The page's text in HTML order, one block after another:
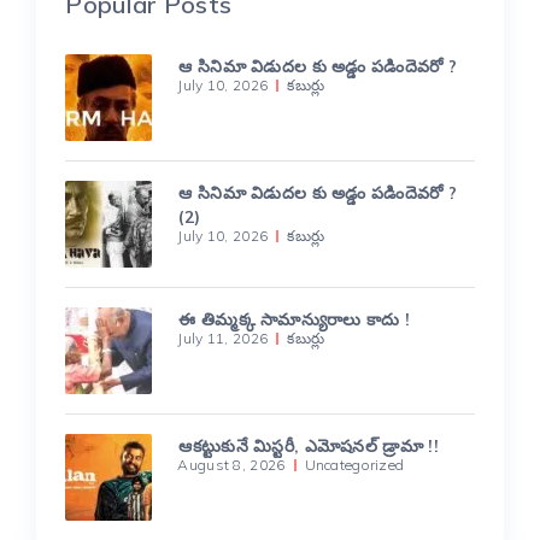
ఆ సినిమా విడుదల కు అడ్డం పడిందెవరో ?
July 10, 2026 కబుర్లు
ఆ సినిమా విడుదల కు అడ్డం పడిందెవరో ?
(2)
July 10, 2026 కబుర్లు
ఈ తిమ్మక్క సామాన్యురాలు కాదు !
July 11, 2026 కబుర్లు
ఆకట్టుకునే మిస్టరీ, ఎమోషనల్ డ్రామా !!
August 8, 2026 Uncategorized